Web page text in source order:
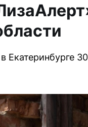
Екатеринбурге